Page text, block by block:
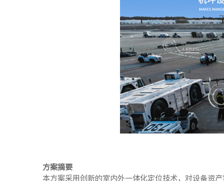
方案摘要
本方案采用创新的室内外一体化定位技术，对设备资